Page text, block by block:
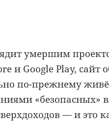
умершим
и Google Play, сайт
по-прежнему
«безопасных»
— и это